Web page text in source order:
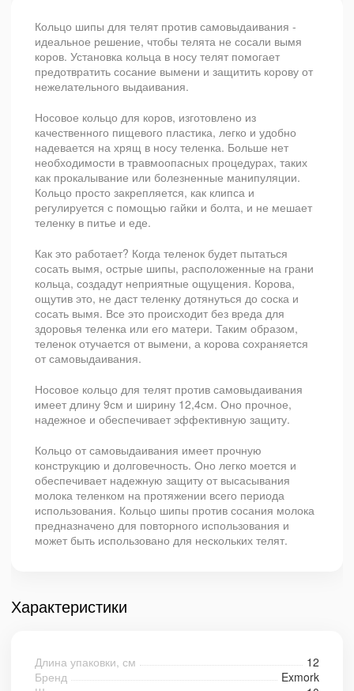
Кольцо шипы для телят против самовыдаивания -
идеальное решение, чтобы телята не сосали вымя
коров. Установка кольца в носу телят помогает
предотвратить сосание вымени и защитить корову от
нежелательного выдаивания.
Носовое кольцо для коров, изготовлено из
качественного пищевого пластика, легко и удобно
надевается на хрящ в носу теленка. Больше нет
необходимости в травмоопасных процедурах, таких
как прокалывание или болезненные манипуляции.
Кольцо просто закрепляется, как клипса и
регулируется с помощью гайки и болта, и не мешает
теленку в питье и еде.
Как это работает? Когда теленок будет пытаться
сосать вымя, острые шипы, расположенные на грани
кольца, создадут неприятные ощущения. Корова,
ощутив это, не даст теленку дотянуться до соска и
сосать вымя. Все это происходит без вреда для
здоровья теленка или его матери. Таким образом,
теленок отучается от вымени, а корова сохраняется
от самовыдаивания.
Носовое кольцо для телят против самовыдаивания
имеет длину 9см и ширину 12,4см. Оно прочное,
надежное и обеспечивает эффективную защиту.
Кольцо от самовыдаивания имеет прочную
конструкцию и долговечность. Оно легко моется и
обеспечивает надежную защиту от высасывания
молока теленком на протяжении всего периода
использования. Кольцо шипы против сосания молока
предназначено для повторного использования и
может быть использовано для нескольких телят.
Характеристики
Длина упаковки, см
12
Бренд
Exmork